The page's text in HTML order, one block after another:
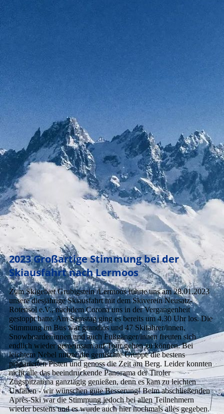
2023 Großartige Stimmung bei der
Skiausfahrt nach Lermoos
Zum Skigebiet Grubigstein /Lermoos führte uns am 28.01.2023
unsere diesjährige Skiausfahrt mit dem Skiverein Neusatz-
Rotensol e.V., nachdem Corona uns in der Vergangenheit
gestoppt hatte. Am Samstag ging es bereits um 4.30 Uhr los. Die
Stimmung im Bus war grandios und 47 Skifahrer/innen,
Snowboarder/innen und auch Fußgänger/innen freuten sich
endlich wieder gemeinsam auf Tour gehen zu können. Bei
leichtem Nebel nutzte die gemischte Gruppe die bestens
präparierten Pisten und genoss die Zeit am Berg. Leider konnten
nicht alle das beeindruckende Panorama der Tiroler
Zugspitzarena ganztägig genießen, denn es kam zu leichten
Unfällen - wir wünschen gute Besserung! Beim abschließenden
Après-Ski war die Stimmung jedoch bei allen Teilnehmern
wieder bestens und es wurde auch hier nochmals alles gegeben.